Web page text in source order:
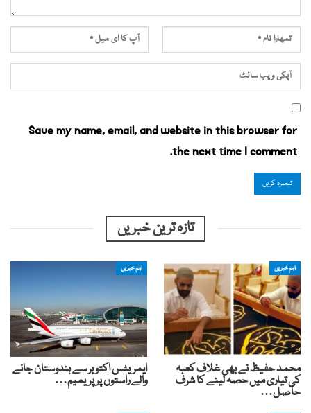
Save my name, email, and website in this browser for
the next time I comment.
تازہ ترین خبریں
اہم خبریں
محمد حفیظ نے بھی غلاف کعبہ
کی تیاری میں حصہ لینے کا شرف
حاصل…
اہم خبریں
ایمریٹس اکتوبر سے ہندوستان جانے
والے راستوں پر پریمیم…